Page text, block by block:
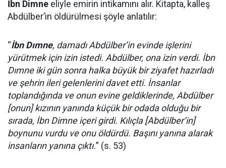
İbn Dimne eliyle emirin intikamını alır. Kitapta, kalleş
Abdülber’in öldürülmesi şöyle anlatılır:
“İbn Dımne, damadı Abdülber’in evinde işlerini
yürütmek için izin istedi. Abdülber, ona izin verdi. İbn
Dımne iki gün sonra halka büyük bir ziyafet hazırladı
ve şehrin ileri gelenlerini davet etti. İnsanlar
toplandığında ve onun evine geldiklerinde, Abdülber
[onun] kızının yanında küçük bir odada olduğu bir
sırada, İbn Dimne içeri girdi. Kılıçla [Abdülber’in]
boynunu vurdu ve onu öldürdü. Başını yanına alarak
insanların yanına çıktı.” (s. 53)